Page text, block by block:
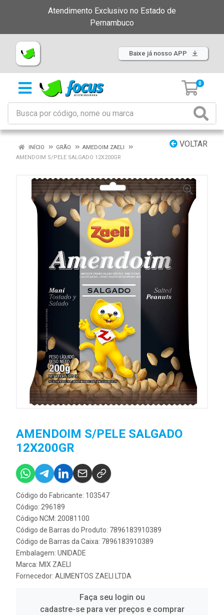
Atendimento Exclusivo no Estado de
Pernambuco
Baixe já nosso APP
0
VOLTAR
INÍCIO GRÃO
AMEDOIM ZAELI
AMENDOIM S/PELE SALGADO 12X200GR
AMENDOIM S/PELE SALGADO
12X200GR
Código do Fabricante: 103547
Código: 296189
Código NCM: 20081100
Código de Barras do Produto: 7896183910389
Código de Barras da Caixa: 7896183910389
Embalagem: UNIDADE
Marca: MIX ZAELI
Fornecedor: ALIMENTOS ZAELI LTDA
Faça seu login ou
cadastre-se para ver preços e comprar